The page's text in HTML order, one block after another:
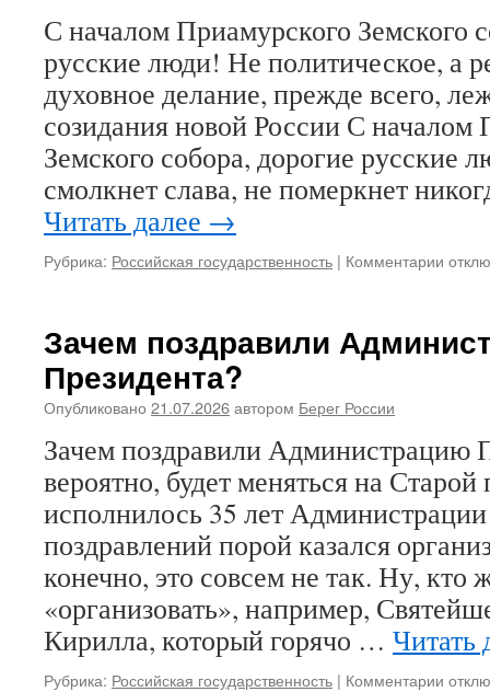
С началом Приамурского Земского
русские люди! Не политическое, а
духовное делание, прежде всего,
созидания новой России С началом
Земского собора, дорогие русские
смолкнет слава, не померкнет
Читать далее →
Рубрика: Российская государственность | Комментарии к
люди!
Не
а
всего,
лежит
в
Зачем поздравили
Президента?
Опубликовано 21.07.2026автором Берег России
Зачем поздравили Администрацию
вероятно, будет меняться на
исполнилось 35 лет
поздравлений порой казался
конечно, это совсем не так. Ну, кто
«организовать», например,
Кирилла, который горячо … Читать
Рубрика: Российская государственность | Комментарии к